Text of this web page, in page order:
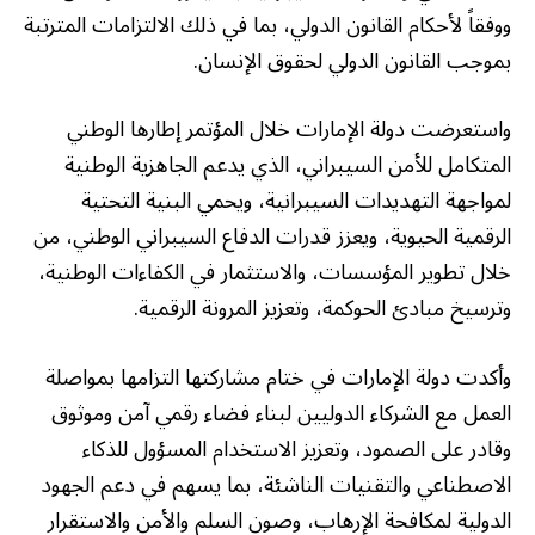
ووفقاً لأحكام القانون الدولي، بما في ذلك الالتزامات المترتبة
بموجب القانون الدولي لحقوق الإنسان.
واستعرضت دولة الإمارات خلال المؤتمر إطارها الوطني
المتكامل للأمن السيبراني، الذي يدعم الجاهزية الوطنية
لمواجهة التهديدات السيبرانية، ويحمي البنية التحتية
الرقمية الحيوية، ويعزز قدرات الدفاع السيبراني الوطني، من
خلال تطوير المؤسسات، والاستثمار في الكفاءات الوطنية،
وترسيخ مبادئ الحوكمة، وتعزيز المرونة الرقمية.
وأكدت دولة الإمارات في ختام مشاركتها التزامها بمواصلة
العمل مع الشركاء الدوليين لبناء فضاء رقمي آمن وموثوق
وقادر على الصمود، وتعزيز الاستخدام المسؤول للذكاء
الاصطناعي والتقنيات الناشئة، بما يسهم في دعم الجهود
الدولية لمكافحة الإرهاب، وصون السلم والأمن والاستقرار